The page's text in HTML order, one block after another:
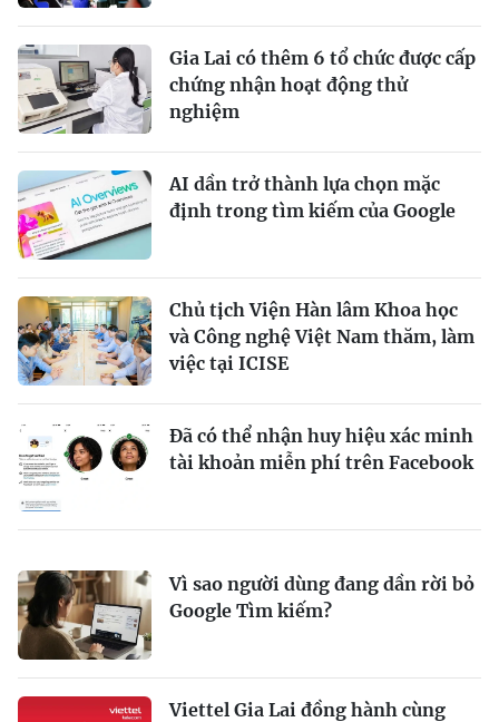
Gia Lai có thêm 6 tổ chức được cấp
chứng nhận hoạt động thử
nghiệm
AI dần trở thành lựa chọn mặc
định trong tìm kiếm của Google
Chủ tịch Viện Hàn lâm Khoa học
và Công nghệ Việt Nam thăm, làm
việc tại ICISE
Đã có thể nhận huy hiệu xác minh
tài khoản miễn phí trên Facebook
Vì sao người dùng đang dần rời bỏ
Google Tìm kiếm?
Viettel Gia Lai đồng hành cùng